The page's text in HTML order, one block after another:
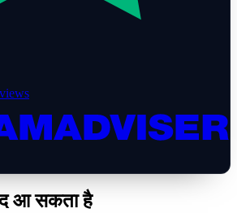
आ सकता है